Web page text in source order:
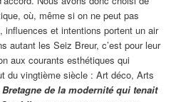
où, même si on ne peut pas
influences et intentions portent un air
autant les Seiz Breur, c’est pour leur
aux courants esthétiques qui
du vingtième siècle : Art déco, Arts
Bretagne de la modernité qui tenait